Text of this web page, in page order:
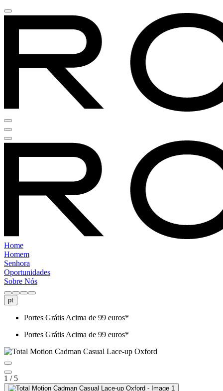
Home
Homem
Senhora
Oportunidades
Sobre Nós
pt
Portes Grátis Acima de 99 euros*
Portes Grátis Acima de 99 euros*
1 / 5